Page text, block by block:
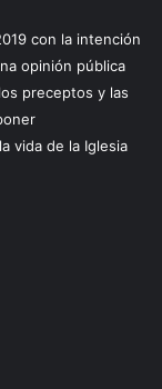
con la intención
opinión pública
preceptos y las
vida de la Iglesia